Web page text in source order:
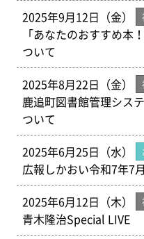
2025年9月12日（金）
「あなたのおすすめ本
ついて
2025年8月22日（金）
鹿追町図書館管理シス
ついて
2025年6月25日（水）
広報しかおい令和7年7
2025年6月12日（木）
青木隆治Special LIVE